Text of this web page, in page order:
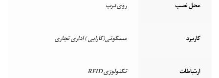
محل نصب روی درب
کاربرد مسکونی(کارایی ) اداری تجاری
ارتباطات تکنولوژی RFID